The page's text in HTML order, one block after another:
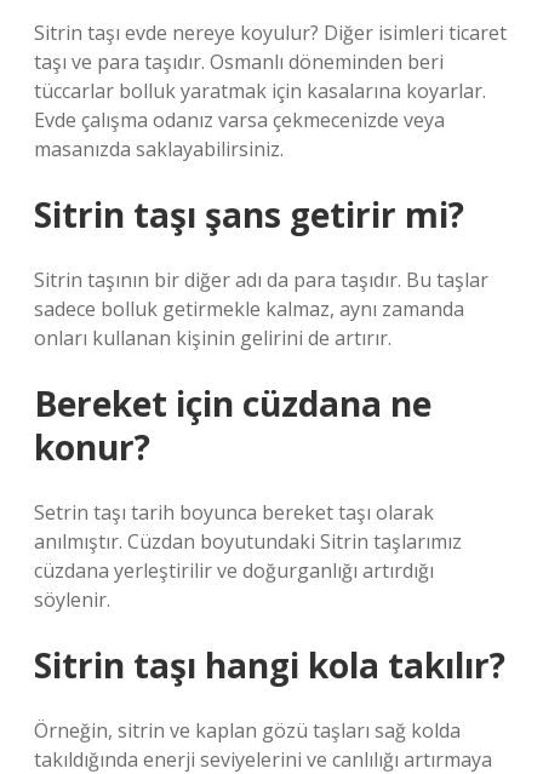
Sitrin taşı evde nereye koyulur? Diğer isimleri ticaret
taşı ve para taşıdır. Osmanlı döneminden beri
tüccarlar bolluk yaratmak için kasalarına koyarlar.
Evde çalışma odanız varsa çekmecenizde veya
masanızda saklayabilirsiniz.
Sitrin taşı şans getirir mi?
Sitrin taşının bir diğer adı da para taşıdır. Bu taşlar
sadece bolluk getirmekle kalmaz, aynı zamanda
onları kullanan kişinin gelirini de artırır.
Bereket için cüzdana ne
konur?
Setrin taşı tarih boyunca bereket taşı olarak
anılmıştır. Cüzdan boyutundaki Sitrin taşlarımız
cüzdana yerleştirilir ve doğurganlığı artırdığı
söylenir.
Sitrin taşı hangi kola takılır?
Örneğin, sitrin ve kaplan gözü taşları sağ kolda
takıldığında enerji seviyelerini ve canlılığı artırmaya